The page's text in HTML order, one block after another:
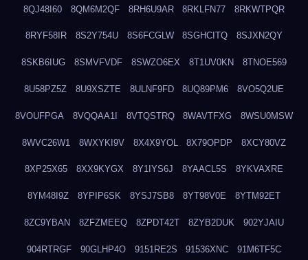
8QJ48I60 8QM6M2QF 8RH6U9AR 8RKLFN77 8RKWTPQR
8RYF58IR 8S2Y754U 8S6FCGLW 8SGHCITQ 8SJXN2QY
8SKB6IUG 8SMVFVDF 8SWZO6EX 8T1UV0KN 8TNOE569
8U58PZ5Z 8U9XSZTE 8ULNF9FD 8UQ89PM6 8VO5Q2UE
8VOUFPGA 8VQQAA1I 8VTQSTRQ 8WAVTFXG 8WSU0MSW
8WVC26W1 8WXYKI9V 8X4X9YOL 8X79OPDP 8XCY80VZ
8XP25X65 8XX9KYGX 8Y1IYS6J 8YAACL5S 8YKVAXRE
8YM48I9Z 8YPIP6SK 8YSJ7SB8 8YT98V0E 8YTM92ET
8ZC9YBAN 8ZFZMEEQ 8ZPDT42T 8ZYB2DUK 902YJAIU
904RTRGF 90GLHP4O 9151RE2S 91536XNC 91M6TF5C